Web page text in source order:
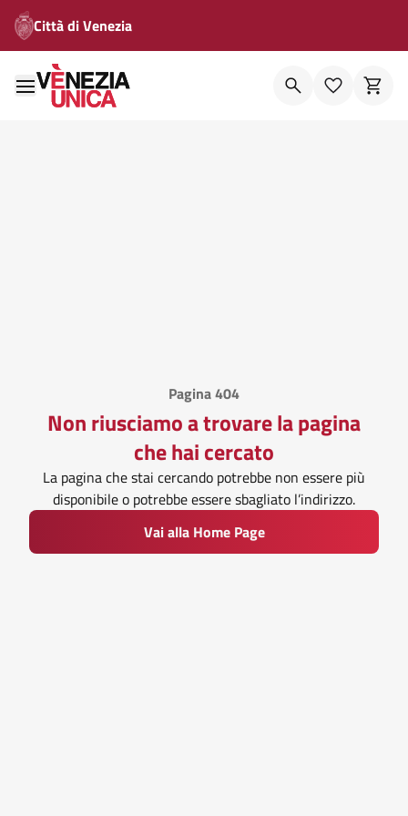
Città di Venezia
Pagina 404
Non riusciamo a trovare la pagina
che hai cercato
La pagina che stai cercando potrebbe non essere più
disponibile o potrebbe essere sbagliato l’indirizzo.
Vai alla Home Page